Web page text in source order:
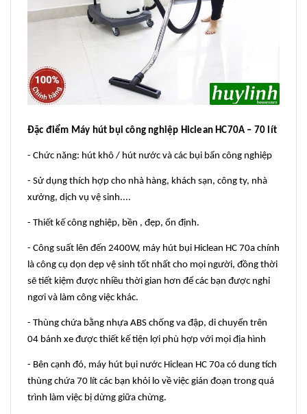
Đặc điểm Máy hút bụi công nghiệp Hiclean HC70A – 70 lít
- Chức năng: hút khô / hút nước và các bụi bẩn công nghiệp
- Sử dụng thích hợp cho nhà hàng, khách sạn, công ty, nhà
xưởng, dịch vụ vệ sinh....
- Thiết kế công nghiệp, bền , đẹp, ổn định.
- Công suất lên đến 2400W, máy hút bụi Hiclean HC 70a chính
là công cụ dọn dẹp vệ sinh tốt nhất cho mọi người, đồng thời
sẽ tiết kiệm được nhiều thời gian hơn để các bạn được nghỉ
ngơi và làm công việc khác.
- Thùng chứa bằng nhựa ABS chống va đập, di chuyển trên
04 bánh xe được thiết kế tiện lợi phù hợp với mọi địa hình
- Bên cạnh đó, máy hút bụi nước Hiclean HC 70a có dung tích
thùng chứa 70 lít các bạn khỏi lo về việc gián đoạn trong quá
trình làm việc bị dừng giữa chừng.